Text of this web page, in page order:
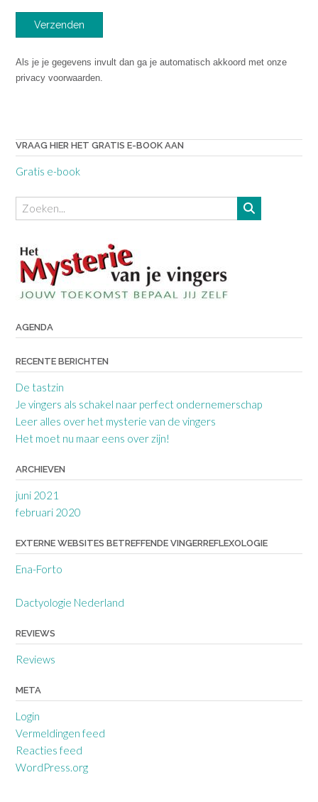
Als je je gegevens invult dan ga je automatisch akkoord met onze
privacy voorwaarden.
VRAAG HIER HET GRATIS E-BOOK AAN
Gratis e-book
AGENDA
RECENTE BERICHTEN
De tastzin
Je vingers als schakel naar perfect ondernemerschap
Leer alles over het mysterie van de vingers
Het moet nu maar eens over zijn!
ARCHIEVEN
juni 2021
februari 2020
EXTERNE WEBSITES BETREFFENDE VINGERREFLEXOLOGIE
Ena-Forto
Dactyologie Nederland
REVIEWS
Reviews
META
Login
Vermeldingen feed
Reacties feed
WordPress.org